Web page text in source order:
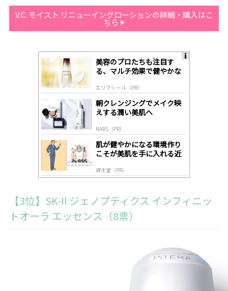
V.C. モイスト リニューイングローションの詳細・購入はこ
ちら
美容のプロたちも注目す
る、マルチ効果で健やかな
エリクシール（PR）
朝クレンジングでメイク映
えする潤い美肌へ
NARS（PR）
肌が健やかになる環境作り
こそが美肌を手に入れる近
資生堂（PR）
【3位】SK-II ジェノプティクス インフィニッ
トオーラ エッセンス（8票）